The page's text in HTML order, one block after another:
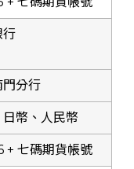
行
門分行
日幣、人民幣
+ 七碼期貨帳號